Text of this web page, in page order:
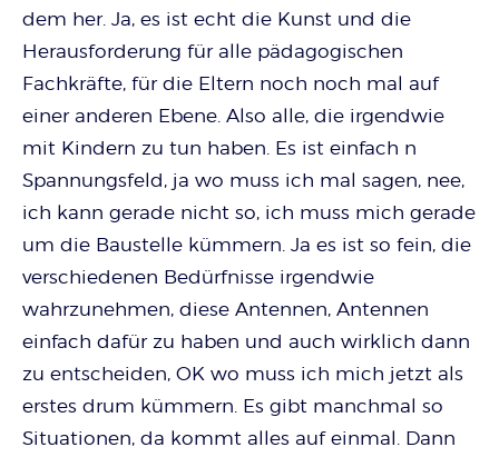
dem her. Ja, es ist echt die Kunst und die
Herausforderung für alle pädagogischen
Fachkräfte, für die Eltern noch noch mal auf
einer anderen Ebene. Also alle, die irgendwie
mit Kindern zu tun haben. Es ist einfach n
Spannungsfeld, ja wo muss ich mal sagen, nee,
ich kann gerade nicht so, ich muss mich gerade
um die Baustelle kümmern. Ja es ist so fein, die
verschiedenen Bedürfnisse irgendwie
wahrzunehmen, diese Antennen, Antennen
einfach dafür zu haben und auch wirklich dann
zu entscheiden, OK wo muss ich mich jetzt als
erstes drum kümmern. Es gibt manchmal so
Situationen, da kommt alles auf einmal. Dann